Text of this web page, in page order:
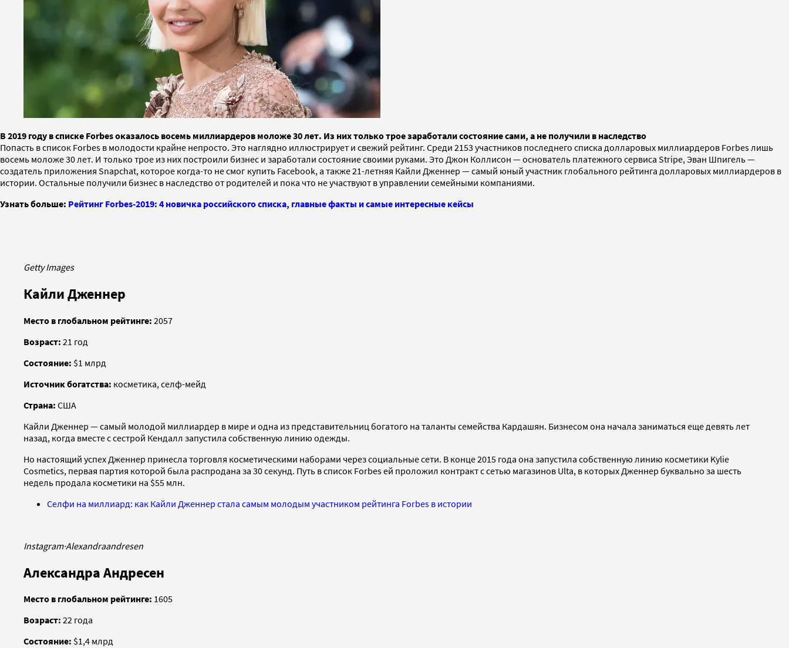
В 2019 году в списке Forbes оказалось восемь миллиардеров моложе 30 лет. Из них только трое заработали состояние сами, а не получили в наследство
Попасть в список Forbes в молодости крайне непросто. Это наглядно иллюстрирует и свежий рейтинг. Среди 2153 участников последнего списка долларовых миллиардеров Forbes лишь
восемь моложе 30 лет. И только трое из них построили бизнес и заработали состояние своими руками. Это Джон Коллисон — основатель платежного сервиса Stripe, Эван Шпигель —
создатель приложения Snapchat, которое когда-то не смог купить Facebook, а также 21-летняя Кайли Дженнер — самый юный участник глобального рейтинга долларовых миллиардеров в
истории. Остальные получили бизнес в наследство от родителей и пока что не участвуют в управлении семейными компаниями.
Узнать больше: Рейтинг Forbes-2019: 4 новичка российского списка, главные факты и самые интересные кейсы
Getty Images
Кайли Дженнер
Место в глобальном рейтинге: 2057
Возраст: 21 год
Состояние: $1 млрд
Источник богатства: косметика, селф-мейд
Страна: США
Кайли Дженнер — самый молодой миллиардер в мире и одна из представительниц богатого на таланты семейства Кардашян. Бизнесом она начала заниматься еще девять лет
назад, когда вместе с сестрой Кендалл запустила собственную линию одежды.
Но настоящий успех Дженнер принесла торговля косметическими наборами через социальные сети. В конце 2015 года она запустила собственную линию косметики Kylie
Cosmetics, первая партия которой была распродана за 30 секунд. Путь в список Forbes ей проложил контракт с сетью магазинов Ulta, в которых Дженнер буквально за шесть
недель продала косметики на $55 млн.
Селфи на миллиард: как Кайли Дженнер стала самым молодым участником рейтинга Forbes в истории
Instagram·Alexandraandresen
Александра Андресен
Место в глобальном рейтинге: 1605
Возраст: 22 года
Состояние: $1,4 млрд